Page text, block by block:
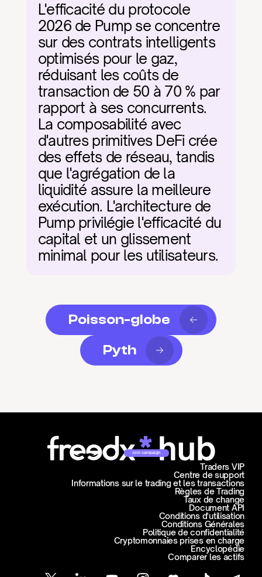
L'efficacité du protocole
2026 de Pump se concentre
sur des contrats intelligents
optimisés pour le gaz,
réduisant les coûts de
transaction de 50 à 70 % par
rapport à ses concurrents.
La composabilité avec
d'autres primitives DeFi crée
des effets de réseau, tandis
que l'agrégation de la
liquidité assure la meilleure
exécution. L'architecture de
Pump privilégie l'efficacité du
capital et un glissement
minimal pour les utilisateurs.
Poisson-globe
Pyth
Join campaign
Centre de support
Informations sur le trading et les transactions
Traders VIP
Règles de Trading
Taux de change
Document API
Conditions d'utilisation
Conditions Générales
Politique de confidentialité
Cryptomonnaies prises en charge
Encyclopédie
Comparer les actifs